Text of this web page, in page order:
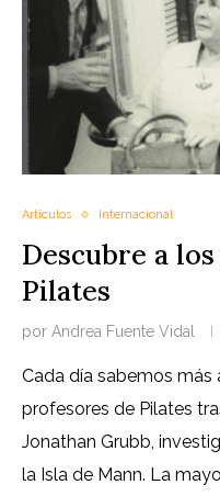
Artículos Internacional
Descubre a
Pilates
por Andrea Fuente Vidal
Cada día sabemos más
profesores de Pilates
Jonathan Grubb,
la Isla de Mann. La